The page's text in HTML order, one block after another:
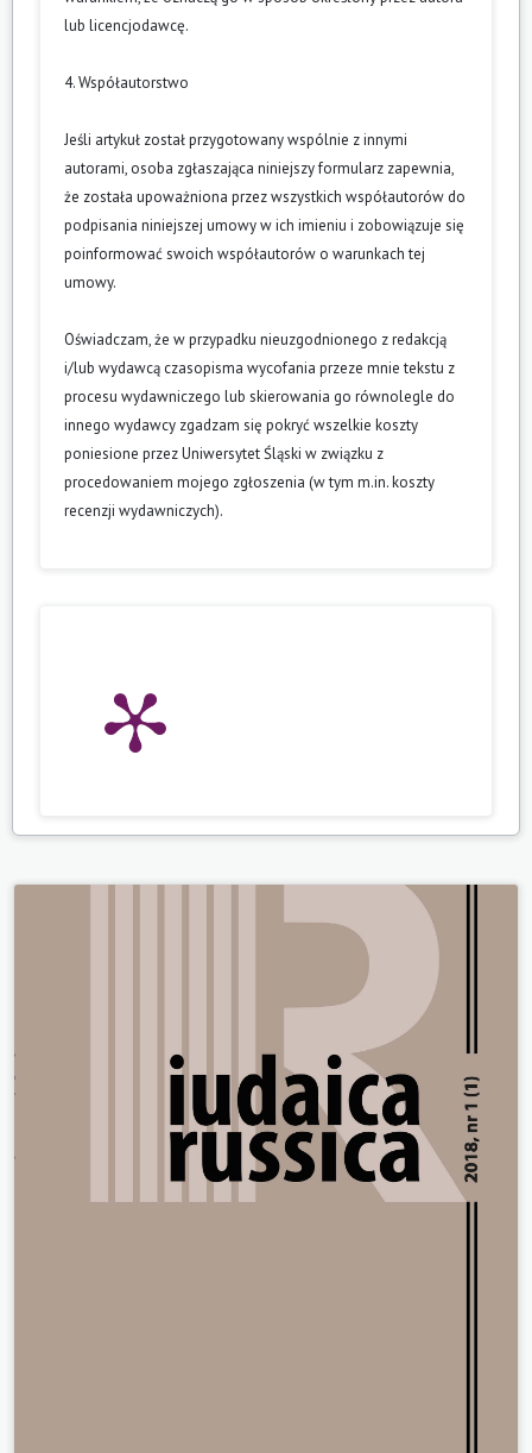
lub licencjodawcę.
4. Współautorstwo
Jeśli artykuł został przygotowany wspólnie z innymi
autorami, osoba zgłaszająca niniejszy formularz zapewnia,
że została upoważniona przez wszystkich współautorów do
podpisania niniejszej umowy w ich imieniu i zobowiązuje się
poinformować swoich współautorów o warunkach tej
umowy.
Oświadczam, że w przypadku nieuzgodnionego z redakcją
i/lub wydawcą czasopisma wycofania przeze mnie tekstu z
procesu wydawniczego lub skierowania go równolegle do
innego wydawcy zgadzam się pokryć wszelkie koszty
poniesione przez Uniwersytet Śląski w związku z
procedowaniem mojego zgłoszenia (w tym m.in. koszty
recenzji wydawniczych).